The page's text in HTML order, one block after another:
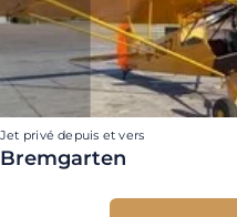
Jet privé depuis et vers
Bremgarten